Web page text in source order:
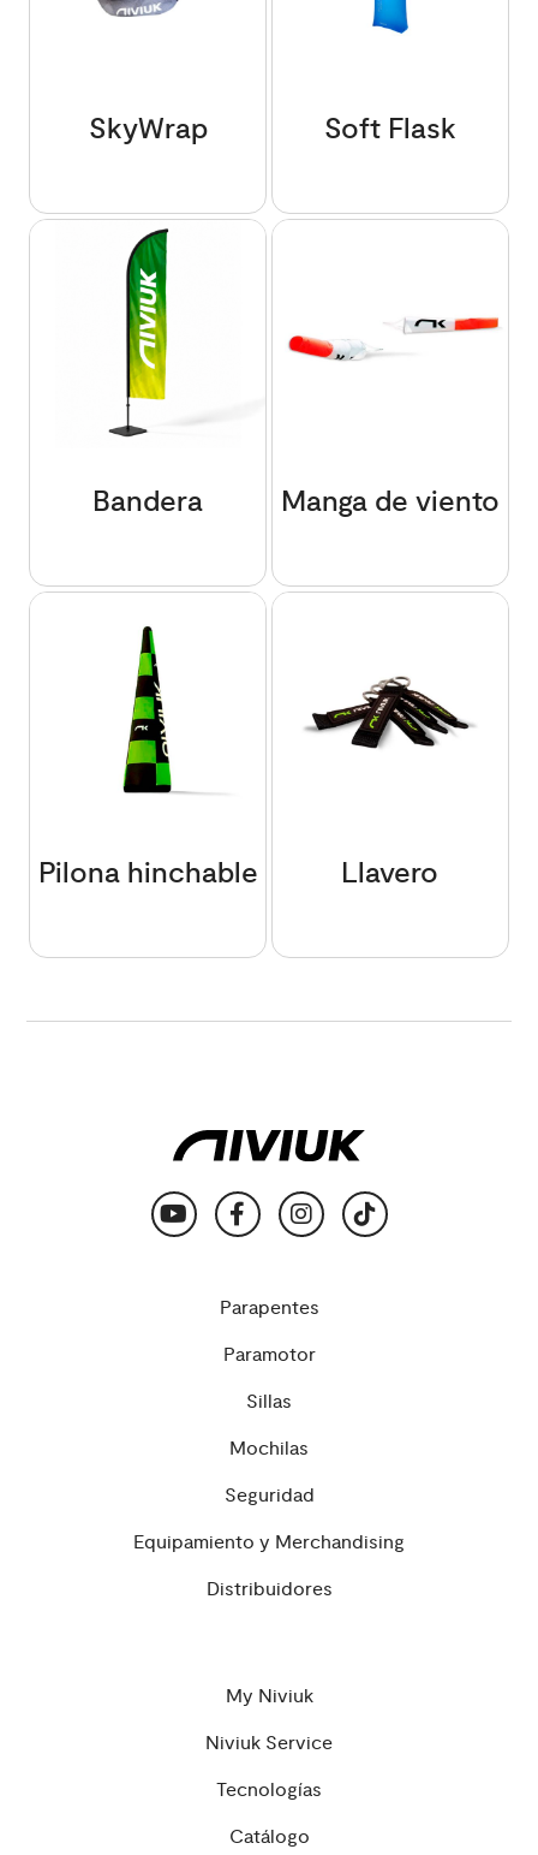
SkyWrap Soft Flask
Bandera Manga de viento
Pilona hinchable Llavero
Parapentes
Paramotor
Sillas
Mochilas
Seguridad
Equipamiento y Merchandising
Distribuidores
My Niviuk
Niviuk Service
Tecnologías
Catálogo